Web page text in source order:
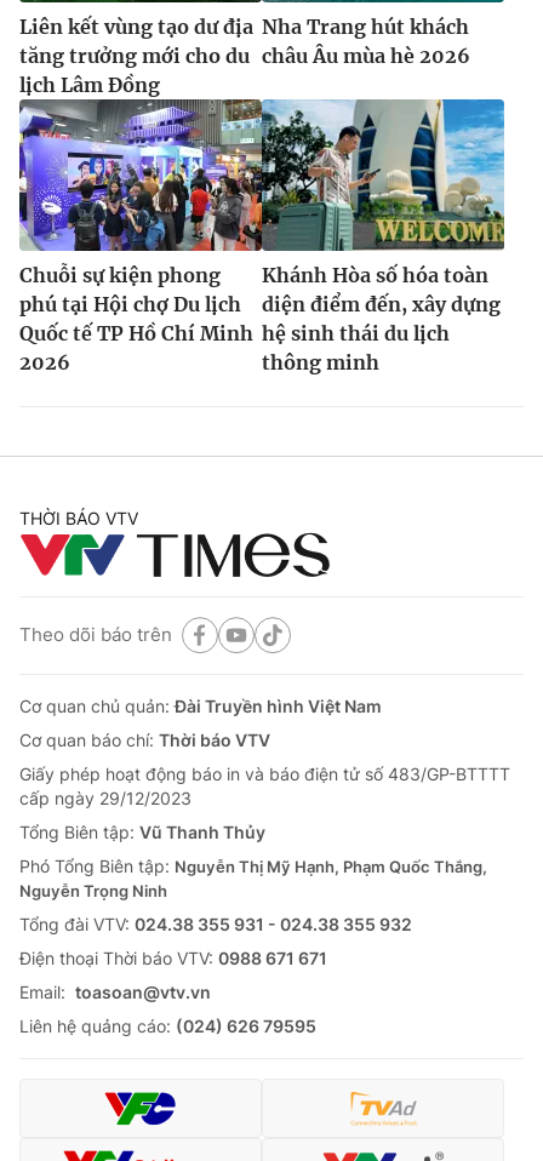
Liên kết vùng tạo dư địa
tăng trưởng mới cho du
lịch Lâm Đồng
Nha Trang hút khách
châu Âu mùa hè 2026
Chuỗi sự kiện phong
phú tại Hội chợ Du lịch
Quốc tế TP Hồ Chí Minh
2026
Khánh Hòa số hóa toàn
diện điểm đến, xây dựng
hệ sinh thái du lịch
thông minh
THỜI BÁO VTV
Theo dõi báo trên
Cơ quan chủ quản:Đài Truyền hình Việt Nam
Cơ quan báo chí: Thời báo VTV
Giấy phép hoạt động báo in và báo điện tử số 483/GP-BTTTT
cấp ngày 29/12/2023
Tổng Biên tập: Vũ Thanh Thủy
Phó Tổng Biên tập: Nguyễn Thị Mỹ Hạnh, Phạm Quốc Thắng,
Nguyễn Trọng Ninh
Tổng đài VTV: 024.38 355 931 - 024.38 355 932
Ðiện thoại Thời báo VTV: 0988 671 671
Email: toasoan@vtv.vn
Liên hệ quảng cáo: (024) 626 79595